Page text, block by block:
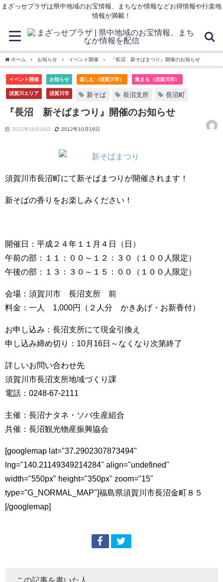
まざっせプラザは県中地域のお宝情報、まちなか情報などお得情報や行楽地
情報が満載！
ホーム お知らせ イベント開催 『長沼 新そばまつり』開催のお知らせ
イベント開催 お知らせ 楽しむ（須賀川市） 集まる（須賀川市）
須賀川エリア 須賀川市 新そば 長沼支所 長沼町
『長沼 新そばまつり』開催のお知らせ
2012年10月19日 2012年10月19日
須賀川市長沼町にて新そばまつりが開催されます！
新そばの香りをお楽しみください！
開催日：平成２４年１１月４日（日）
午前の部：１１：００～１２：３０（１００人限定）
午後の部：１３：３０～１５：００（１００人限定）
会場：須賀川市 長沼支所 前
料金：一人 1,000円（２人分 かきあげ・お新香付）
お申し込み：長沼支所にて現金引換え
申し込み締め切り：10月16日～なくなり次第終了
詳しいお問い合わせ先
須賀川市長沼支所地域づくり課
電話：0248-67-2111
主催：長沼ナタネ・ソバ生産組合
共催：長沼観光物産振興協会
[googlemap lat="37.2902307873494"
lng="140.21149349214284" align="undefined"
width="550px" height="350px" zoom="15"
type="G_NORMAL_MAP"]福島県須賀川市長沼金町８５
[/googlemap]
この記事を書いた人